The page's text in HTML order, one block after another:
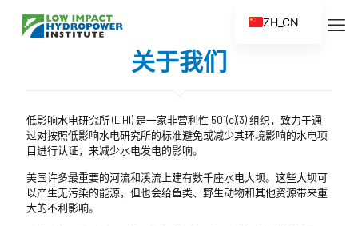
关于我们
低影响水电研究所 (LIHI) 是一家非营利性 501(c)(3) 组织，致力于通
过对按照低影响水电研究所的标准避免或减少其环境影响的水电项
目进行认证，来减少水电发电的影响。
美国许多最重要的河流和溪流上建有数千座水电大坝。这些大坝可
以产生无污染的能源，但也会给鱼类、野生动物和其他资源带来重
大的不利影响。
ZH_CN
ZH